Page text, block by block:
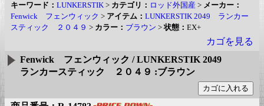
キーワード： LUNKERSTIK > カテゴリ： ロッド外国産 > メーカー：
Fenwick フェンウィック > アイテム： LUNKERSTIK 2049 ランカー
スティック ２０４９ > カラー： ブラウン >状態： EX+
カゴを見る
Fenwick フェンウィック / LUNKERSTIK 2049
ランカースティック ２０４９ :ブラウン